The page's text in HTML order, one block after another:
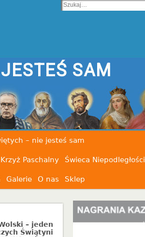
SAM
– nie jesteś sam
Krzyż Paschalny Świeca Niepodległości
Galerie O nas Sklep
– jeden
Świątyni